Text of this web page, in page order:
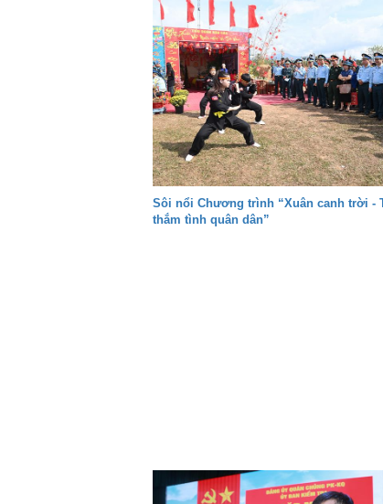
Sôi nổi Chương trình “Xuân canh trời -
thắm tình quân dân”